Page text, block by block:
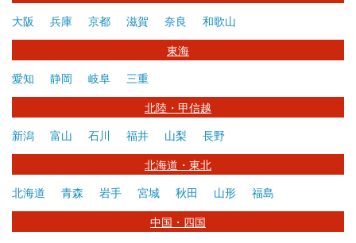
大阪 兵庫 京都 滋賀 奈良 和歌山
東海
愛知 静岡 岐阜 三重
北陸・甲信越
新潟 富山 石川 福井 山梨 長野
北海道・東北
北海道 青森 岩手 宮城 秋田 山形 福島
中国・四国